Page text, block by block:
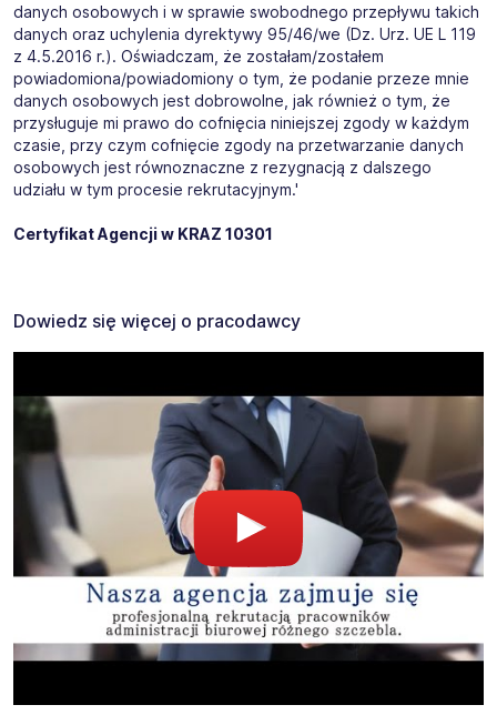
danych osobowych i w sprawie swobodnego przepływu takich
danych oraz uchylenia dyrektywy 95/46/we (Dz. Urz. UE L 119
z 4.5.2016 r.). Oświadczam, że zostałam/zostałem
powiadomiona/powiadomiony o tym, że podanie przeze mnie
danych osobowych jest dobrowolne, jak również o tym, że
przysługuje mi prawo do cofnięcia niniejszej zgody w każdym
czasie, przy czym cofnięcie zgody na przetwarzanie danych
osobowych jest równoznaczne z rezygnacją z dalszego
udziału w tym procesie rekrutacyjnym.'
Certyfikat Agencji w KRAZ 10301
Dowiedz się więcej o pracodawcy